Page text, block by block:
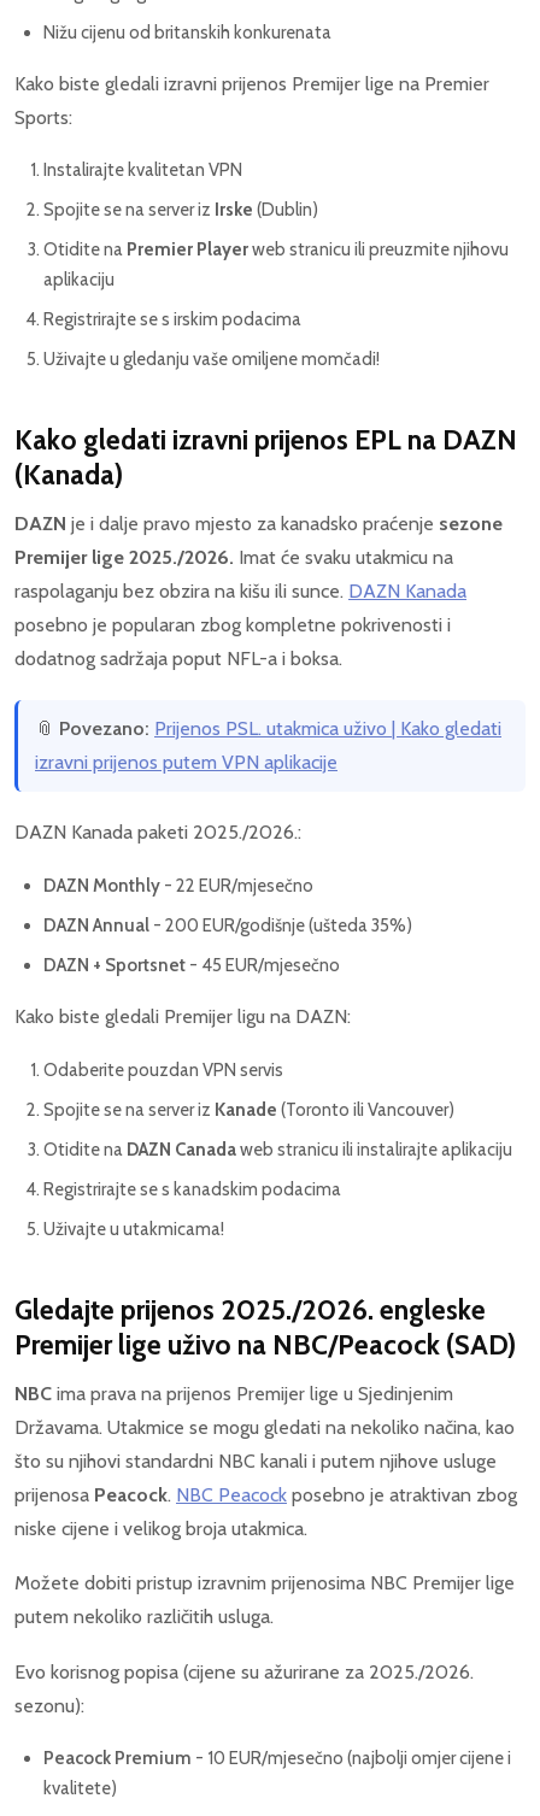
Nižu cijenu od britanskih konkurenata
Kako biste gledali izravni prijenos Premijer lige na Premier
Sports:
Instalirajte kvalitetan VPN
Spojite se na server iz Irske (Dublin)
Otidite na Premier Playerweb stranicu ili preuzmite njihovu
aplikaciju
Registrirajte se s irskim podacima
Uživajte u gledanju vaše omiljene momčadi!
Kako gledati izravni prijenos EPL na DAZN
(Kanada)
DAZN je i dalje pravo mjesto za kanadsko praćenje sezone
Premijer lige 2025./2026. Imat će svaku utakmicu na
raspolaganju bez obzira na kišu ili sunce. DAZN Kanada
posebno je popularan zbog kompletne pokrivenosti i
dodatnog sadržaja poput NFL-a i boksa.
📎 Povezano: Prijenos PSL. utakmica uživo | Kako gledati
izravni prijenos putem VPN aplikacije
DAZN Kanada paketi 2025./2026.:
DAZN Monthly - 22 EUR/mjesečno
DAZN Annual - 200 EUR/godišnje (ušteda 35%)
DAZN + Sportsnet - 45 EUR/mjesečno
Kako biste gledali Premijer ligu na DAZN:
Odaberite pouzdan VPN servis
Spojite se na server iz Kanade (Toronto ili Vancouver)
Otidite na DAZN Canadaweb stranicu ili instalirajte aplikaciju
Registrirajte se s kanadskim podacima
Uživajte u utakmicama!
Gledajte prijenos 2025./2026. engleske
Premijer lige uživo na NBC/Peacock (SAD)
NBC ima prava na prijenos Premijer lige u Sjedinjenim
Državama. Utakmice se mogu gledati na nekoliko načina, kao
što su njihovi standardni NBC kanali i putem njihove usluge
prijenosa Peacock. NBC Peacock posebno je atraktivan zbog
niske cijene i velikog broja utakmica.
Možete dobiti pristup izravnim prijenosima NBC Premijer lige
putem nekoliko različitih usluga.
Evo korisnog popisa (cijene su ažurirane za 2025./2026.
sezonu):
Peacock Premium - 10 EUR/mjesečno (najbolji omjer cijene i
kvalitete)